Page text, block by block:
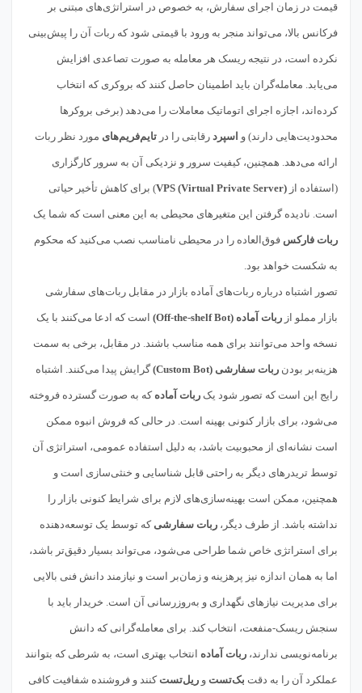
قیمت در زمان اجرای سفارش، به خصوص در استراتژی‌های مبتنی بر
فرکانس بالا، می‌تواند منجر به ورود با قیمتی شود که ربات آن را پیش‌بینی
نکرده است، در نتیجه ریسک هر معامله به صورت تصاعدی افزایش
می‌یابد. معامله‌گران باید اطمینان حاصل کنند که بروکری که انتخاب
کرده‌اند، اجازه اجرای اتوماتیک معاملات را می‌دهد (برخی بروکرها
محدودیت‌هایی دارند) و اسپرد رقابتی را در تایم‌فریم‌های مورد نظر ربات
ارائه می‌دهد. همچنین، کیفیت سرور و نزدیکی آن به سرور کارگزاری
(استفاده از VPS (Virtual Private Server)) برای کاهش تأخیر حیاتی
است. نادیده گرفتن این متغیرهای محیطی به این معنی است که شما یک
ربات فارکس فوق‌العاده را در محیطی نامناسب نصب می‌کنید که محکوم
به شکست خواهد بود.
تصور اشتباه درباره ربات‌های آماده بازار در مقابل ربات‌های سفارشی
بازار مملو از ربات آماده (Off-the-shelf Bot) است که ادعا می‌کنند با یک
نسخه واحد می‌توانند برای همه مناسب باشند. در مقابل، برخی به سمت
هزینه‌بر بودن ربات سفارشی (Custom Bot) گرایش پیدا می‌کنند. اشتباه
رایج این است که تصور شود یک ربات آماده که به صورت گسترده فروخته
می‌شود، برای بازار کنونی بهینه است. در حالی که فروش انبوه ممکن
است نشانه‌ای از محبوبیت باشد، به دلیل استفاده عمومی، استراتژی آن
توسط تریدرهای دیگر به راحتی قابل شناسایی و خنثی‌سازی است و
همچنین، ممکن است بهینه‌سازی‌های لازم برای شرایط کنونی بازار را
نداشته باشد. از طرف دیگر، ربات سفارشی که توسط یک توسعه‌دهنده
برای استراتژی خاص شما طراحی می‌شود، می‌تواند بسیار دقیق‌تر باشد،
اما به همان اندازه نیز پرهزینه و زمان‌بر است و نیازمند دانش فنی بالایی
برای مدیریت نیازهای نگهداری و به‌روزرسانی آن است. خریدار باید با
سنجش ریسک-منفعت، انتخاب کند. برای معامله‌گرانی که دانش
برنامه‌نویسی ندارند، ربات آماده انتخاب بهتری است، به شرطی که بتوانند
عملکرد آن را به دقت بک‌تست و ریل‌تست کنند و فروشنده شفافیت کافی